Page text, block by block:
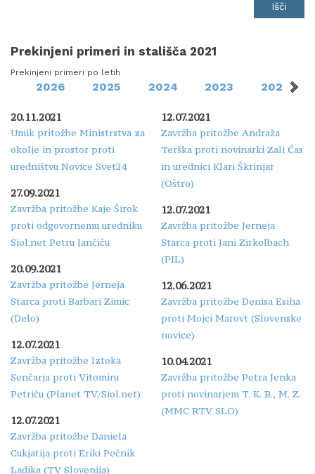
Prekinjeni primeri in stališča 2021
Prekinjeni primeri po letih
2026 2025 2024 2023 2022
20.11.2021
Umik pritožbe Ministrstva za
okolje in prostor proti
uredništvu Novice Svet24
27.09.2021
Zavržba pritožbe Kaje Širok
proti odgovornemu uredniku
Siol.net Petru Jančiču
20.09.2021
Zavržba pritožbe Jerneja
Starca proti Barbari Zimic
(Delo)
12.07.2021
Zavržba pritožbe Iztoka
Senčarja proti Vitomiru
Petriču (Planet TV/Siol.net)
12.07.2021
Zavržba pritožbe Daniela
Cukjatija proti Eriki Pečnik
Ladika (TV Slovenija)
12.07.2021
Zavržba pritožbe Andraža
Terška proti novinarki Zali Čas
in urednici Klari Škrinjar
(Oštro)
12.07.2021
Zavržba pritožbe Jerneja
Starca proti Jani Zirkelbach
(PIL)
12.06.2021
Zavržba pritožbe Denisa Esiha
proti Mojci Marovt (Slovenske
novice)
10.04.2021
Zavržba pritožbe Petra Jenka
proti novinarjem T. K. B., M. Z.
(MMC RTV SLO)